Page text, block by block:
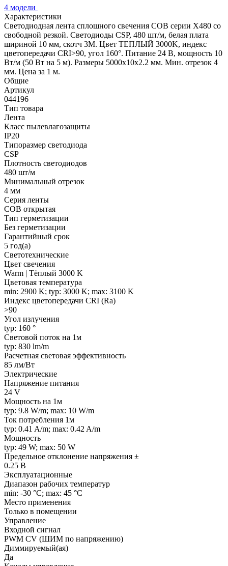
4 модели
Характеристики
Светодиодная лента сплошного свечения COB серии X480 со
свободной резкой. Светодиоды CSP, 480 шт/м, белая плата
шириной 10 мм, скотч 3M. Цвет ТЕПЛЫЙ 3000K, индекс
цветопередачи CRI>90, угол 160°. Питание 24 В, мощность 10
Вт/м (50 Вт на 5 м). Размеры 5000х10х2.2 мм. Мин. отрезок 4
мм. Цена за 1 м.
Общие
Артикул
044196
Тип товара
Лента
Класс пылевлагозащиты
IP20
Типоразмер светодиода
CSP
Плотность светодиодов
480 шт/м
Минимальный отрезок
4 мм
Серия ленты
COB открытая
Тип герметизации
Без герметизации
Гарантийный срок
5 год(а)
Светотехнические
Цвет свечения
Warm | Тёплый 3000 K
Цветовая температура
min: 2900 K; typ: 3000 K; max: 3100 K
Индекс цветопередачи CRI (Ra)
>90
Угол излучения
typ: 160 °
Световой поток на 1м
typ: 830 lm/m
Расчетная световая эффективность
85 лм/Вт
Электрические
Напряжение питания
24 V
Мощность на 1м
typ: 9.8 W/m; max: 10 W/m
Ток потребления 1м
typ: 0.41 A/m; max: 0.42 A/m
Мощность
typ: 49 W; max: 50 W
Предельное отклонение напряжения ±
0.25 В
Эксплуатационные
Диапазон рабочих температур
min: -30 °C; max: 45 °C
Место применения
Только в помещении
Управление
Входной сигнал
PWM СV (ШИМ по напряжению)
Диммируемый(ая)
Да